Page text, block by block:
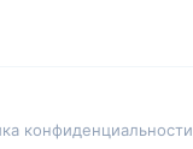
конфиденциальности